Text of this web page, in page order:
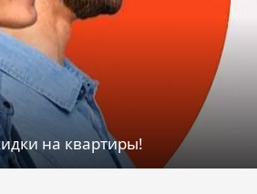
на квартиры!